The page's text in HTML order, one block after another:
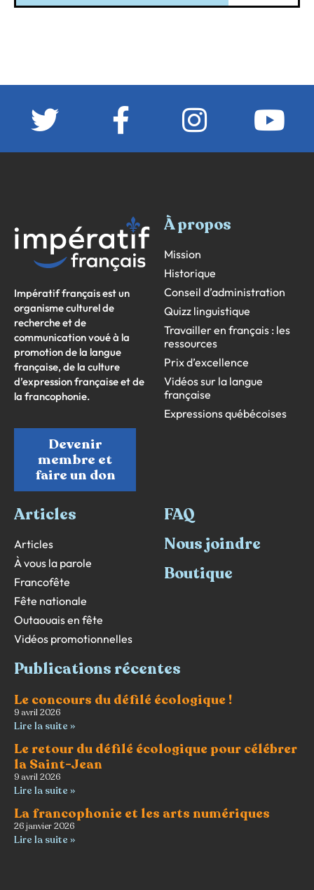
Impératif français est un
organisme culturel de
recherche et de
communication voué à la
promotion de la langue
française, de la culture
d’expression française et de
la francophonie.
Devenir
membre et
faire un don
À propos
Mission
Historique
Conseil d’administration
Quizz linguistique
Travailler en français : les
ressources
Prix d’excellence
Vidéos sur la langue
française
Expressions québécoises
Articles
Articles
À vous la parole
Francofête
Fête nationale
Outaouais en fête
Vidéos promotionnelles
FAQ
Nous joindre
Boutique
Publications récentes
Le concours du défilé écologique !
9 avril 2026
Lire la suite »
Le retour du défilé écologique pour célébrer
la Saint-Jean
9 avril 2026
Lire la suite »
La francophonie et les arts numériques
26 janvier 2026
Lire la suite »